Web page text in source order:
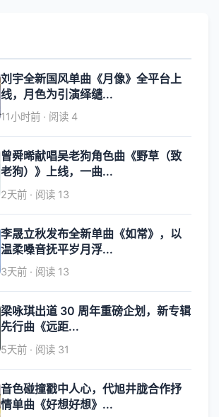
刘宇全新国风单曲《月像》全平台上
线，月色为引演绎缱...
11小时前 · 阅读 4
曾舜晞献唱吴老狗角色曲《野草（致
老狗）》上线，一曲...
2天前 · 阅读 13
李晟立秋发布全新单曲《如常》，以
温柔嗓音抚平岁月浮...
3天前 · 阅读 13
梁咏琪出道 30 周年重磅企划，新专辑
先行曲《远距...
5天前 · 阅读 31
音色碰撞戳中人心，代旭井胧合作抒
情单曲《好想好想》...